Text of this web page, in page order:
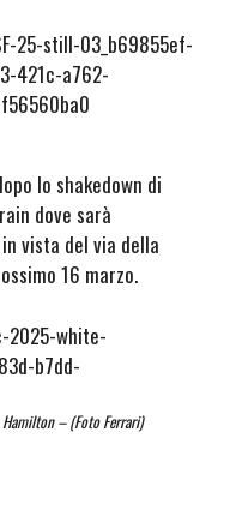
lo shakedown di
dove sarà
vista del via della
16 marzo.
– (Foto Ferrari)